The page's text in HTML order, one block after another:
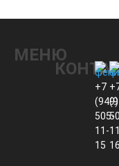
МЕНЮ
+7
(949)
505-
11-
15 16